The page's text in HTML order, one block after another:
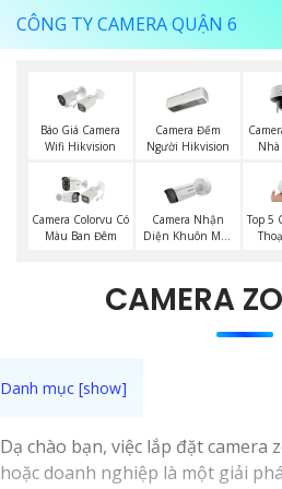
CÔNG TY CAMERA QUẬN 6
Báo Giá Camera
Wifi Hikvision
Camera Đếm
Người Hikvision
Camera Colorvu Có
Màu Ban Đêm
Camera Nhận
Diện Khuôn Mặt
Top 5
CAMERA
Dạ chào bạn, việc lắp đặt camera
hoặc doanh nghiệp là một giải